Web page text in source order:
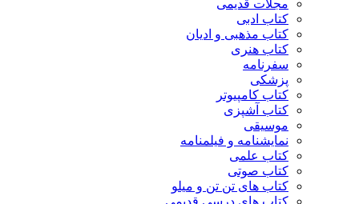
مجلات قدیمی
کتاب ادبی
کتاب مذهبی و ادیان
کتاب هنری
سفرنامه
پزشکی
کتاب کامپیوتر
کتاب آشپزی
موسیقی
نمایشنامه و فیلمنامه
کتاب علمی
کتاب صوتی
کتاب های تن تن و میلو
کتاب های درسی قدیمی